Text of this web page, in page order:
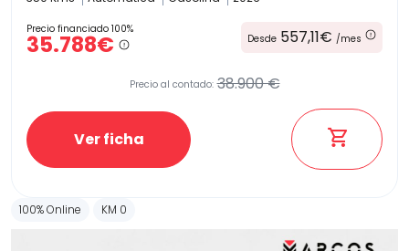
Precio financiado 100%
35.788€ Desde 557,11€ /mes
Precio al contado: 38.900 €
Ver ficha
100% Online KM 0